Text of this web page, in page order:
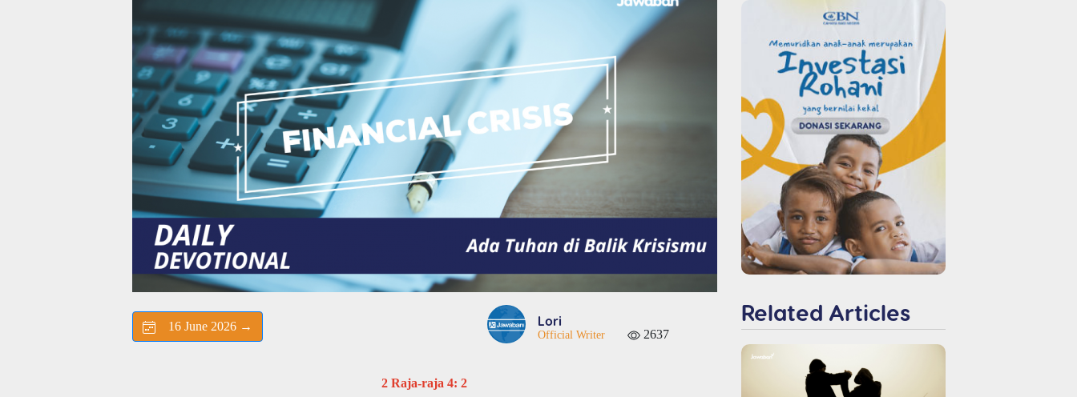
16 June 2026 → Lori
Official Writer 2637
2 Raja-raja 4: 2
Related Articles